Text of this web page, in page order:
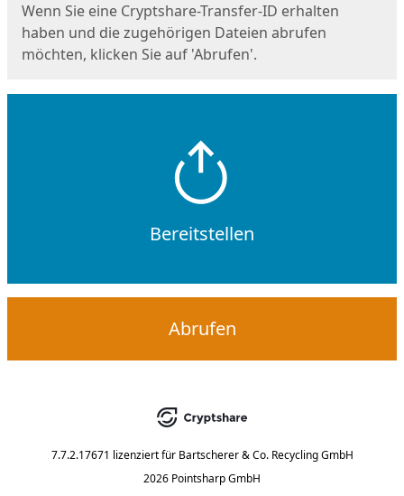
Wenn Sie eine Cryptshare-Transfer-ID erhalten
haben und die zugehörigen Dateien abrufen
möchten, klicken Sie auf 'Abrufen'.
Bereitstellen
Abrufen
7.7.2.17671 lizenziert für Bartscherer & Co. Recycling GmbH
2026 Pointsharp GmbH